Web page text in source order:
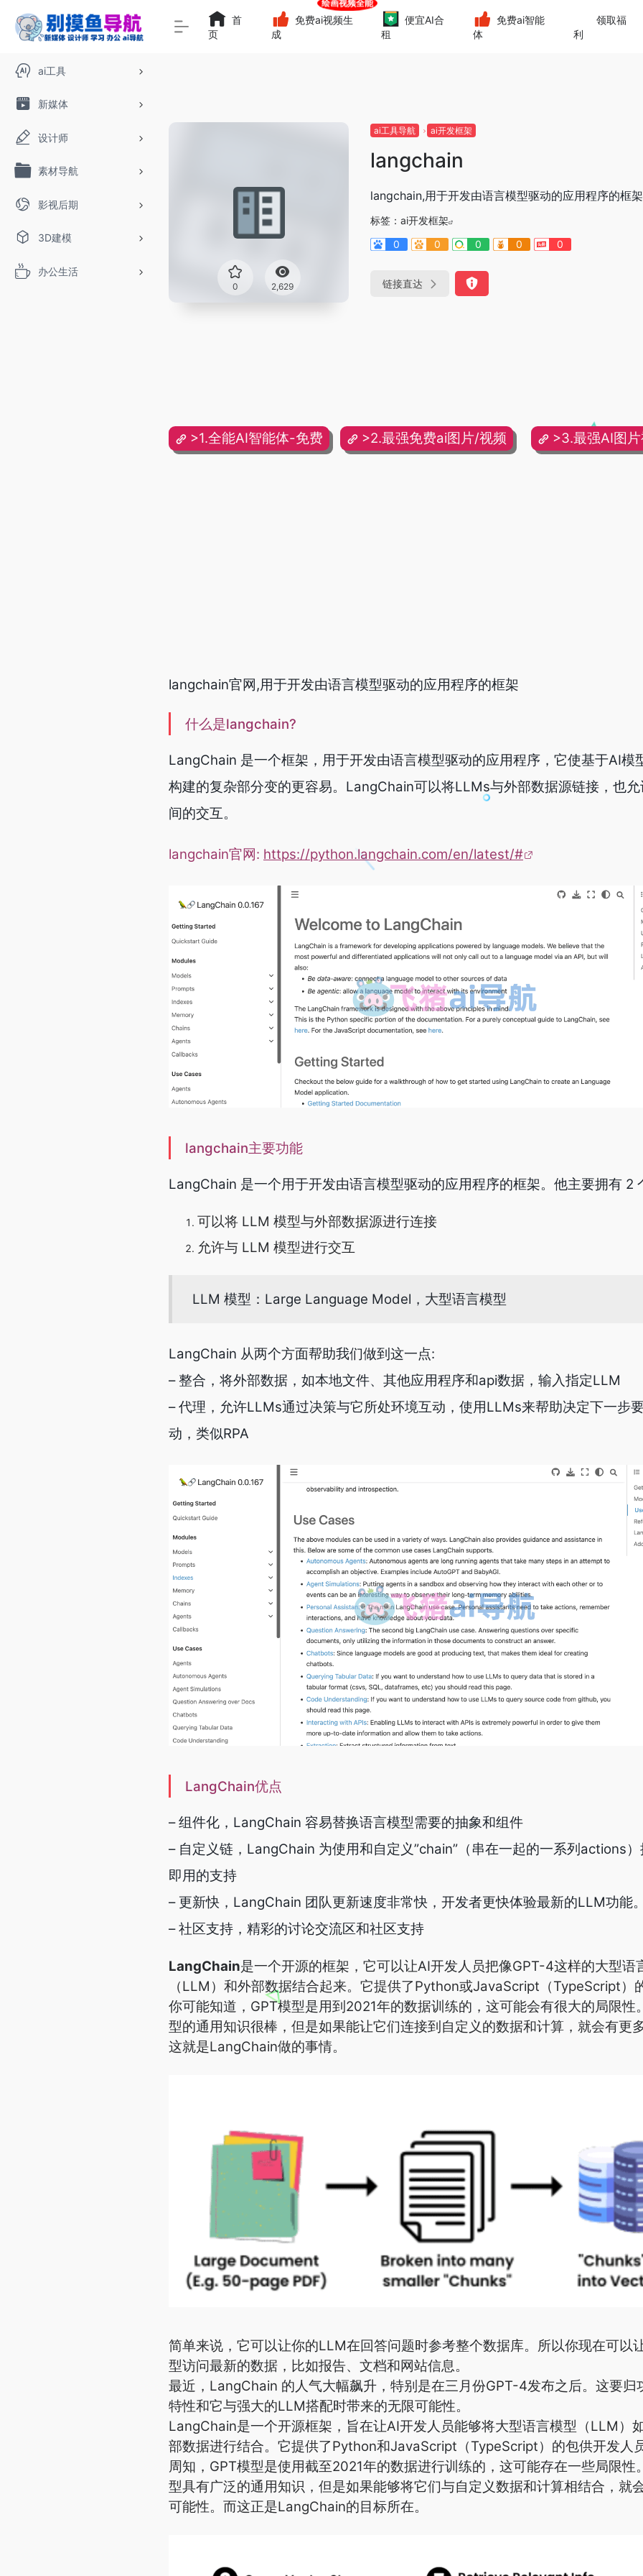
ai工具
新媒体
设计师
素材导航
影视后期
3D建模
办公生活
首
页
免费ai视频生
成
便宜AI合
租
免费ai智能
体
领取福
利
0 2,629
ai工具导航 ai开发框架
langchain
langchain,用于开发由语言模型驱动的应用程序的框架
标签： ai开发框架
0
0 0 0 0
链接直达
>1.全能AI智能体-免费 >2.最强免费ai图片/视频 >3.最强AI图
langchain官网,用于开发由语言模型驱动的应用程序的框架
什么是langchain?
LangChain 是一个框架，用于开发由语言模型驱动的应用程序，它使基于AI模
构建的复杂部分变的更容易。LangChain可以将LLMs与外部数据源链接，也
间的交互。
langchain官网: https://python.langchain.com/en/latest/#
langchain主要功能
LangChain 是一个用于开发由语言模型驱动的应用程序的框架。他主要拥有 2
可以将 LLM 模型与外部数据源进行连接
允许与 LLM 模型进行交互
LLM 模型：Large Language Model，大型语言模型
LangChain 从两个方面帮助我们做到这一点:
– 整合，将外部数据，如本地文件、其他应用程序和api数据，输入指定LLM
– 代理，允许LLMs通过决策与它所处环境互动，使用LLMs来帮助决定下一步
动，类似RPA
LangChain优点
– 组件化，LangChain 容易替换语言模型需要的抽象和组件
– 自定义链，LangChain 为使用和自定义”chain”（串在一起的一系列actions
即用的支持
– 更新快，LangChain 团队更新速度非常快，开发者更快体验最新的LLM功能
– 社区支持，精彩的讨论交流区和社区支持
LangChain是一个开源的框架，它可以让AI开发人员把像GPT-4这样的大型语
（LLM）和外部数据结合起来。它提供了Python或JavaScript（TypeScript）
你可能知道，GPT模型是用到2021年的数据训练的，这可能会有很大的局限性
型的通用知识很棒，但是如果能让它们连接到自定义的数据和计算，就会有更
这就是LangChain做的事情。
简单来说，它可以让你的LLM在回答问题时参考整个数据库。所以你现在可以
型访问最新的数据，比如报告、文档和网站信息。
最近，LangChain 的人气大幅飙升，特别是在三月份GPT-4发布之后。这要归
特性和它与强大的LLM搭配时带来的无限可能性。
LangChain是一个开源框架，旨在让AI开发人员能够将大型语言模型（LLM）
部数据进行结合。它提供了Python和JavaScript（TypeScript）的包供开发人
周知，GPT模型是使用截至2021年的数据进行训练的，这可能存在一些局限性
型具有广泛的通用知识，但是如果能够将它们与自定义数据和计算相结合，就
可能性。而这正是LangChain的目标所在。